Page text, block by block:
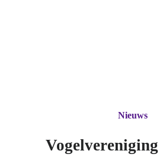
Vogelvereniging
Nieuws